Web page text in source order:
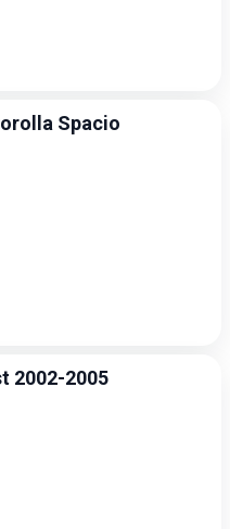
Spacio
2002-2005